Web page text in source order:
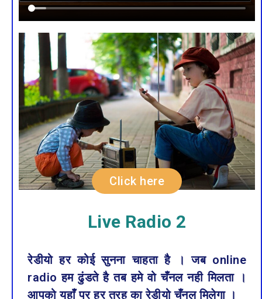
Click here
Live Radio 2
रेडीयो हर कोई सुनना चाहता है । जब online
radio हम ढुंडते है तब हमे वो चँनल नही मिलता ।
आपको यहाँं पर हर तरह का रेडीयो चँनल मिलेगा ।